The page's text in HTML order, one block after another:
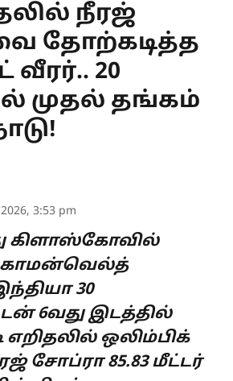
நீரஜ்
தோற்கடித்த
வீரர்.. 20
முதல் தங்கம்
3:53 pm
கிளாஸ்கோவில்
காமன்வெல்த்
30
6வது இடத்தில்
எறிதலில் ஒலிம்பிக்
சோப்ரா 85.83 மீட்டர்